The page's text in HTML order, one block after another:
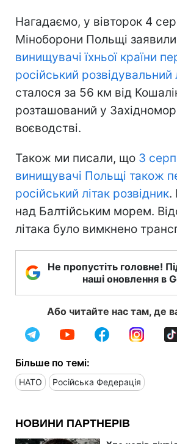
Нагадаємо, у вівторок 4
Міноборони Польщі
винищувачі їхньої країни
російський розвідувальний
сталося за 56 км від
розташований у
воєводстві.
Також ми писали, що 3
винищувачі Польщі також
російський літак розвідник.
над Балтійським морем.
літака було вимкнено
Не пропустіть головне!
наші оновлення в
Або читайте нас там, де
Більше по темі:
НАТО Російська Федерація